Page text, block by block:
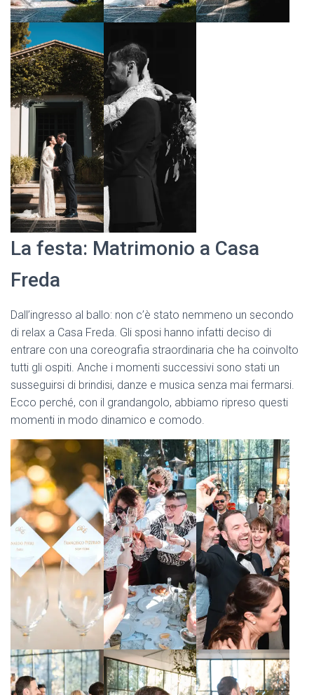
La festa: Matrimonio a Casa
Freda
Dall’ingresso al ballo: non c’è stato nemmeno un secondo
di relax a Casa Freda. Gli sposi hanno infatti deciso di
entrare con una coreografia straordinaria che ha coinvolto
tutti gli ospiti. Anche i momenti successivi sono stati un
susseguirsi di brindisi, danze e musica senza mai fermarsi.
Ecco perché, con il grandangolo, abbiamo ripreso questi
momenti in modo dinamico e comodo.